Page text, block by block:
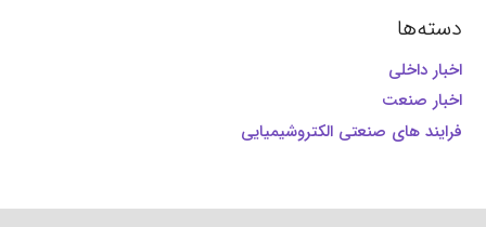
دسته‌ها
اخبار داخلی
اخبار صنعت
فرایند های صنعتی الکتروشیمیایی